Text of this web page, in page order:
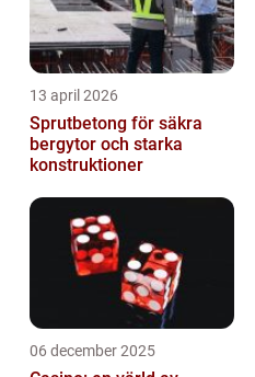
13 april 2026
Sprutbetong för säkra
bergytor och starka
konstruktioner
06 december 2025